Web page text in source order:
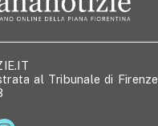
al Tribunale di Firenze,